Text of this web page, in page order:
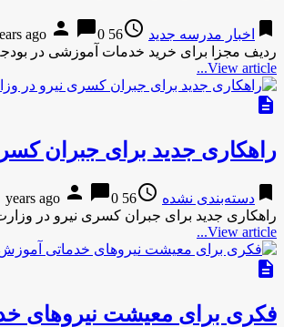
bookmark اخبار مدرسه جدید access_time
56 years ago
person chat_bubble0
ردیف مجزا برای خرید خدمات آموزشی در بودجه سال 97 آموزش و پرورش !نوداد ردیف مجزا برای خرید
View article...
description
راهکاری جدید برای جبران
bookmark دسته‌بندی نشده access_time
56 years ago
person chat_bubble0
راهکاری جدید برای جبران کسری نیرو در
View article...
description
فکری برای معیشت نیروهای